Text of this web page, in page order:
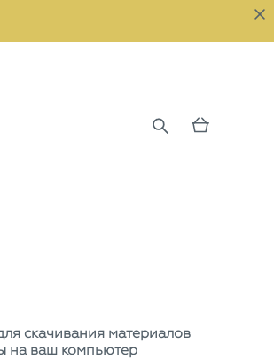
скачивания материалов
на ваш компьютер